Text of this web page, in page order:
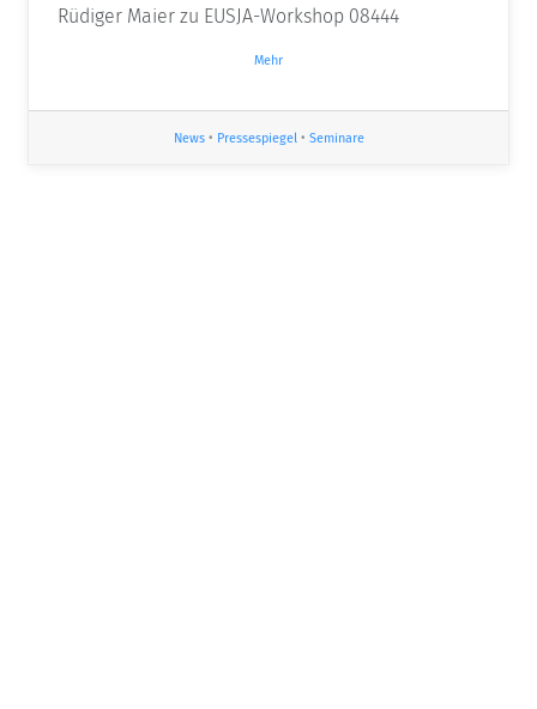
Rüdiger Maier zu EUSJA-Workshop 08444
Mehr
News• Pressespiegel• Seminare